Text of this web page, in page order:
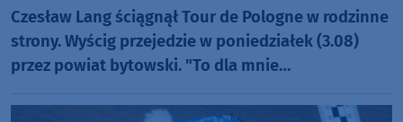
Czesław Lang ściągnął Tour de Pologne w rodzinne
strony. Wyścig przejedzie w poniedziałek (3.08)
przez powiat bytowski. "To dla mnie